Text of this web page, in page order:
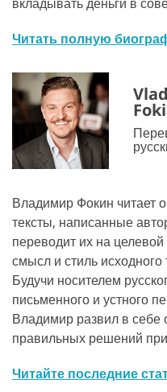
вкладывать деньги в
Читать полную
Владимир Фокин читает
тексты, написанные
переводит их на целевой
смысл и стиль исходного
Будучи носителем
письменного и устного
Владимир развил в себе
правильных решений
Читайте последние